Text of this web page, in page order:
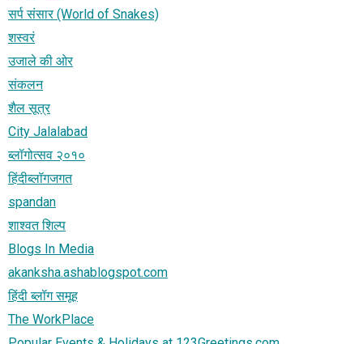
सर्प संसार (World of Snakes)
शस्वरं
उजाले की ओर
संकलन
शैल सूत्र
City Jalalabad
ब्लॉगोत्सव २०१०
हिंदीब्लॉगजगत
spandan
शाश्वत शिल्प
Blogs In Media
akanksha.ashablogspot.com
हिंदी ब्लॉग समूह
The WorkPlace